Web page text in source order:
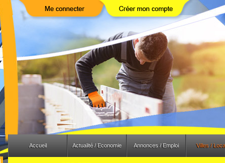
Accueil Actualité / Economie Annonces / Emploi Villes /